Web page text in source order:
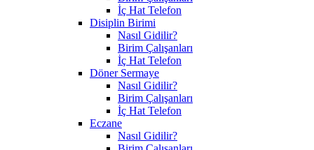
İç Hat Telefon
Disiplin Birimi
Nasıl Gidilir?
Birim Çalışanları
İç Hat Telefon
Döner Sermaye
Nasıl Gidilir?
Birim Çalışanları
İç Hat Telefon
Eczane
Nasıl Gidilir?